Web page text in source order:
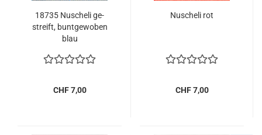
18735 Nu­sche­li ge­
streift, bunt­ge­wo­ben
blau
CHF 7,00
Nu­sche­li rot
CHF 7,00